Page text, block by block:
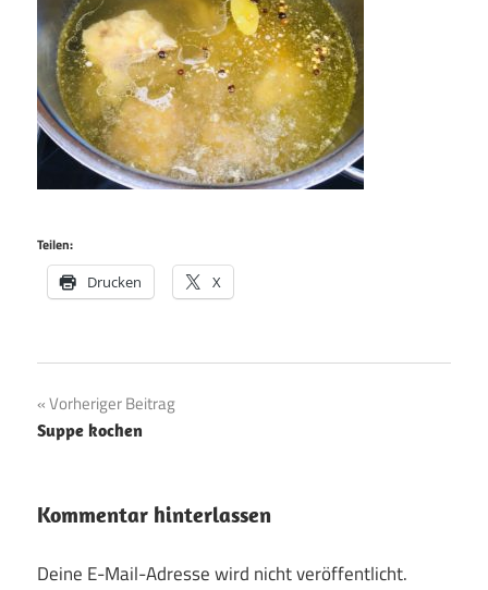
Teilen:
Drucken X
Beitragsnavigation
Vorheriger Beitrag
Suppe kochen
Kommentar hinterlassen
Deine E-Mail-Adresse wird nicht veröffentlicht.